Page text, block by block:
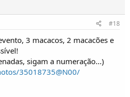
#18
3 macacos, 2 macacões e
sigam a numeração...)
35018735@N00/